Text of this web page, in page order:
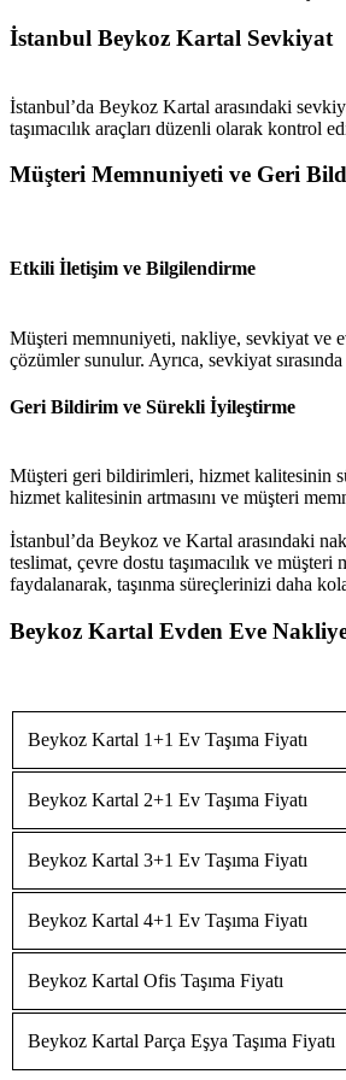
İstanbul Beykoz Kartal Sevkiyat
İstanbul’da Beykoz Kartal arasındaki
taşımacılık araçları düzenli olarak kontrol
Müşteri Memnuniyeti ve Geri
Etkili İletişim ve Bilgilendirme
Müşteri memnuniyeti, nakliye, sevkiyat ve
çözümler sunulur. Ayrıca, sevkiyat
Geri Bildirim ve Sürekli İyileştirme
Müşteri geri bildirimleri, hizmet kalitesinin
hizmet kalitesinin artmasını ve müşteri
İstanbul’da Beykoz ve Kartal arasındaki
teslimat, çevre dostu taşımacılık ve
faydalanarak, taşınma süreçlerinizi daha
Beykoz Kartal Evden Eve
Beykoz Kartal 1+1 Ev Taşıma Fiyatı
Beykoz Kartal 2+1 Ev Taşıma Fiyatı
Beykoz Kartal 3+1 Ev Taşıma Fiyatı
Beykoz Kartal 4+1 Ev Taşıma Fiyatı
Beykoz Kartal Ofis Taşıma Fiyatı
Beykoz Kartal Parça Eşya Taşıma Fiyatı